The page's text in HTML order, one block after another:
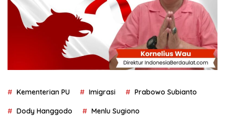
Kementerian PU Imigrasi Prabowo Subianto
Dody Hanggodo Menlu Sugiono